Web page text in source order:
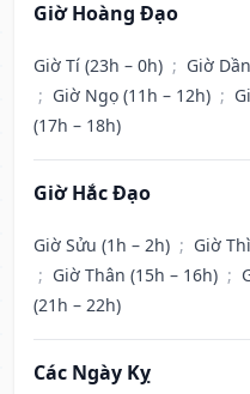
Giờ Hoàng Đạo
Giờ Tí (23h – 0h) ; Giờ
; Giờ Ngọ (11h – 12h) ;
(17h – 18h)
Giờ Hắc Đạo
Giờ Sửu (1h – 2h) ; Giờ
; Giờ Thân (15h – 16h) ;
(21h – 22h)
Các Ngày Kỵ